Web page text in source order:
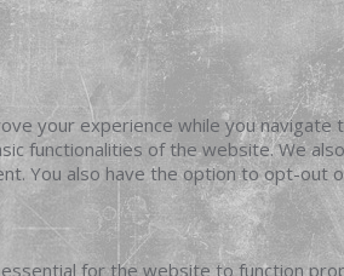
your experience while you
functionalities of the website. We
You also have the option to opt-
for the website to function